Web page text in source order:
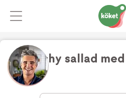
Crunchy sallad